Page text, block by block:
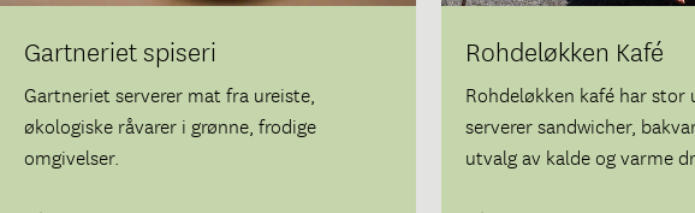
Gartneriet spiseri
Gartneriet serverer mat fra ureiste,
økologiske råvarer i grønne, frodige
omgivelser.
Rohdeløkken Kafé
Rohdeløkken kafé har stor
serverer sandwicher,
utvalg av kalde og varme